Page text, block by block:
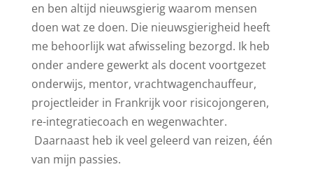
en ben altijd nieuwsgierig waarom mensen
doen wat ze doen. Die nieuwsgierigheid heeft
me behoorlijk wat afwisseling bezorgd. Ik heb
onder andere gewerkt als docent voortgezet
onderwijs, mentor, vrachtwagenchauffeur,
projectleider in Frankrijk voor risicojongeren,
re-integratiecoach en wegenwachter.
Daarnaast heb ik veel geleerd van reizen, één
van mijn passies.